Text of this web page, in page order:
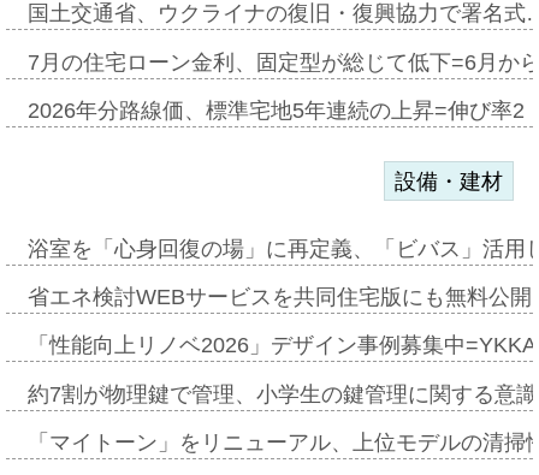
国土交通省、ウクライナの復旧・復興協力で署名
7月の住宅ローン金利、固定型が総じて低下=6月か
2026年分路線価、標準宅地5年連続の上昇=伸び率
設備・建材
浴室を「心身回復の場」に再定義、「ビバス」活
省エネ検討WEBサービスを共同住宅版にも無料公
「性能向上リノベ2026」デザイン事例募集中
約7割が物理鍵で管理、小学生の鍵管理に関する意
「マイトーン」をリニューアル、上位モデルの清